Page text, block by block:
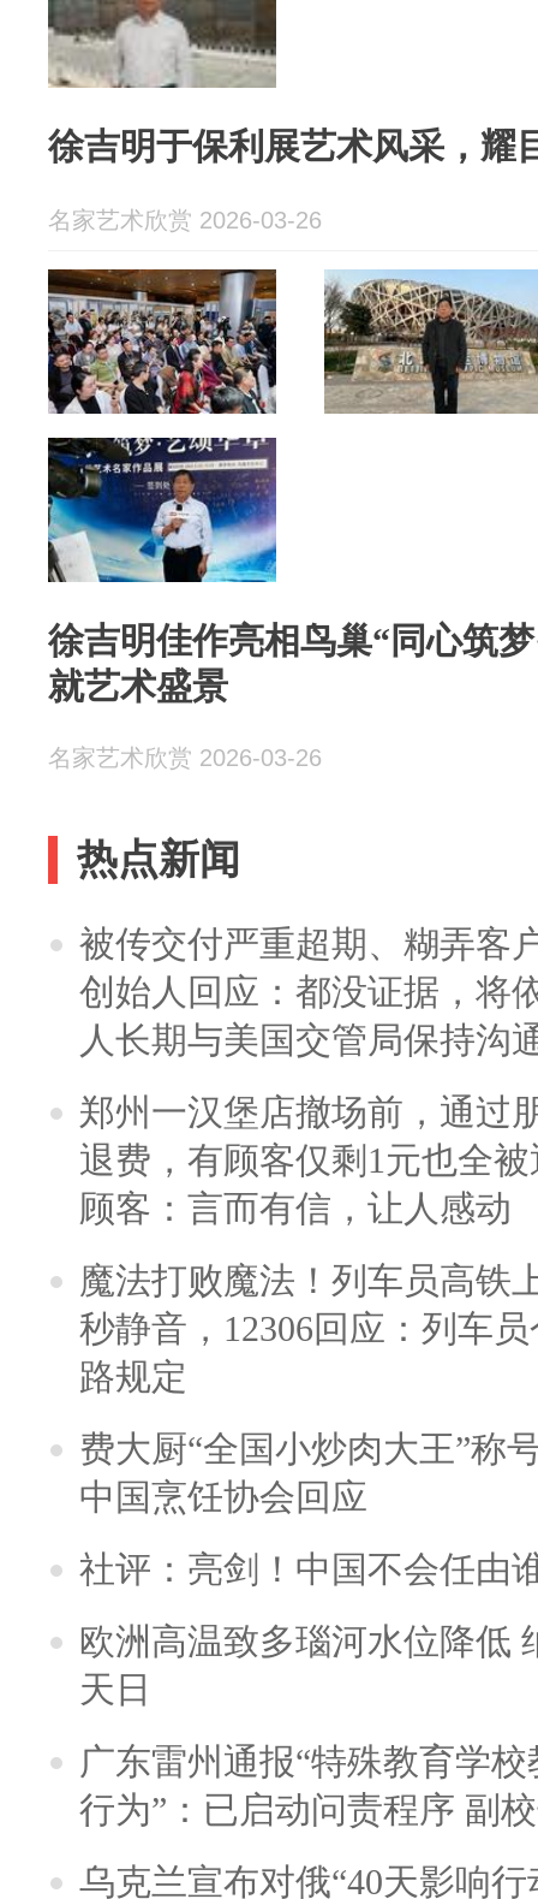
徐吉明于保利展艺术风采，耀
名家艺术欣赏 2026-03-26
徐吉明佳作亮相鸟巢“同心筑
就艺术盛景
名家艺术欣赏 2026-03-26
热点新闻
被传交付严重超期、糊弄客
创始人回应：都没证据，将
人长期与美国交管局保持沟
郑州一汉堡店撤场前，通过
退费，有顾客仅剩1元也全
顾客：言而有信，让人感动
魔法打败魔法！列车员高铁
秒静音，12306回应：列车
路规定
费大厨“全国小炒肉大王”称
中国烹饪协会回应
社评：亮剑！中国不会任由
欧洲高温致多瑙河水位降低
天日
广东雷州通报“特殊教育学
行为”：已启动问责程序 副
乌克兰宣布对俄“40天影响